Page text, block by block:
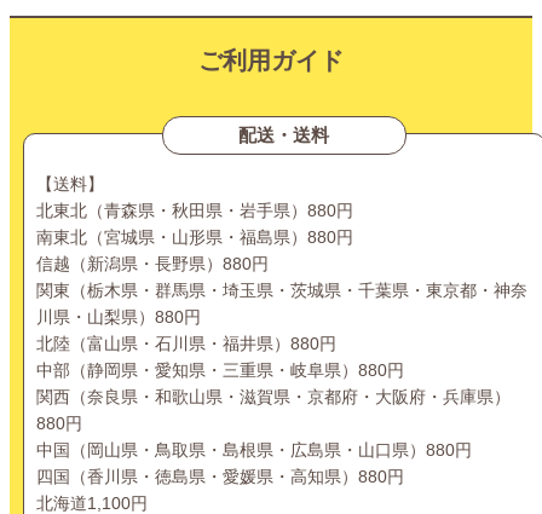
ご利用ガイド
配送・送料
【送料】
北東北（青森県・秋田県・岩手県）880円
南東北（宮城県・山形県・福島県）880円
信越（新潟県・長野県）880円
関東（栃木県・群馬県・埼玉県・茨城県・千葉県・東京都・神奈
川県・山梨県）880円
北陸（富山県・石川県・福井県）880円
中部（静岡県・愛知県・三重県・岐阜県）880円
関西（奈良県・和歌山県・滋賀県・京都府・大阪府・兵庫県）
880円
中国（岡山県・鳥取県・島根県・広島県・山口県）880円
四国（香川県・徳島県・愛媛県・高知県）880円
北海道1,100円